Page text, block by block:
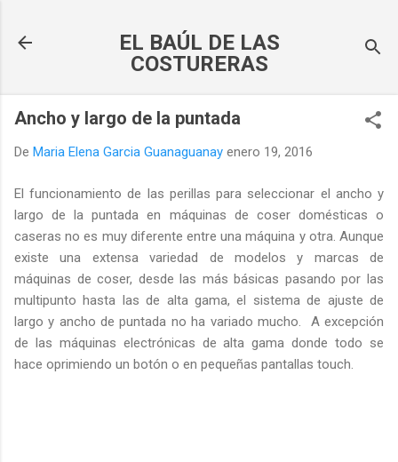
EL BAÚL DE LAS
COSTURERAS
Ancho y largo de la puntada
De Maria Elena Garcia Guanaguanay enero 19, 2016
El funcionamiento de las perillas para seleccionar el ancho y
largo de la puntada en máquinas de coser domésticas o
caseras no es muy diferente entre una máquina y otra. Aunque
existe una extensa variedad de modelos y marcas de
máquinas de coser, desde las más básicas pasando por las
multipunto hasta las de alta gama, el sistema de ajuste de
largo y ancho de puntada no ha variado mucho. A excepción
de las máquinas electrónicas de alta gama donde todo se
hace oprimiendo un botón o en pequeñas pantallas touch.